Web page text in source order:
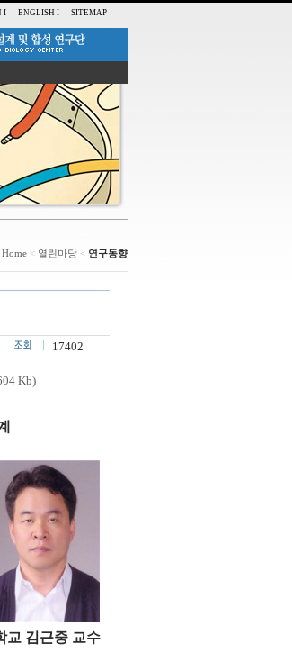
I ENGLISH I SITEMAP
Home < 열린마당 < 연구동향
17402
Kb)
교 김근중 교수